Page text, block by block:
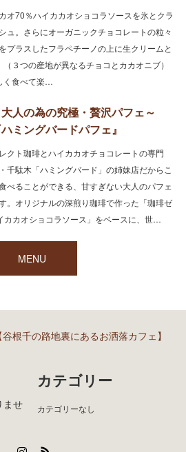
オ70％ハイカカオショコラソースを氷とクラ
ュ。さらにオーガニックチョコレートの粒々
プラスしたフラペチーノの上に生クリームと
３つの産地が異なるチョコとカカオニブ）
く食べて楽…
大人の為の究極・贅沢パフェ～
ハミングバードパフェ』
クト珈琲とハイカカオチョコレートの専門
千駄木「ハミングバード」の姉妹店だからこ
べることができる、甘すぎない大人のパフェ
。オリジナルの深煎り珈琲で作った「珈琲ゼ
カカオショコラソース」をベースに、世…
MENU
根千の路地裏にあるお洒落カフェ】
ませ
カテゴリー
カテゴリーなし